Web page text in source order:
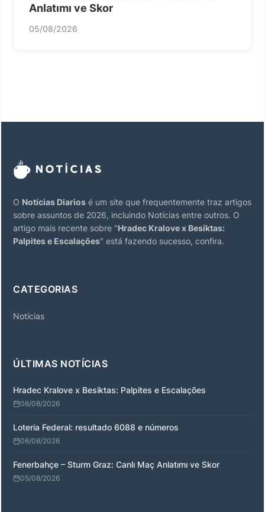
Anlatımı ve Skor
05/08/2026
O Notícias Diarios é um site que frequentemente traz artigos
sobre assuntos de 2026, incluindo Notícias entre outros. O
artigo mais recente sobre "Hradec Kralove x Besiktas:
Palpites e Escalações" está fazendo sucesso, confira.
CATEGORIAS
Notícias
ÚLTIMAS NOTÍCIAS
Hradec Kralove x Besiktas: Palpites e Escalações
06/08/2026
Loteria Federal: resultado 6088 e números
06/08/2026
Fenerbahçe – Sturm Graz: Canlı Maç Anlatımı ve Skor
05/08/2026